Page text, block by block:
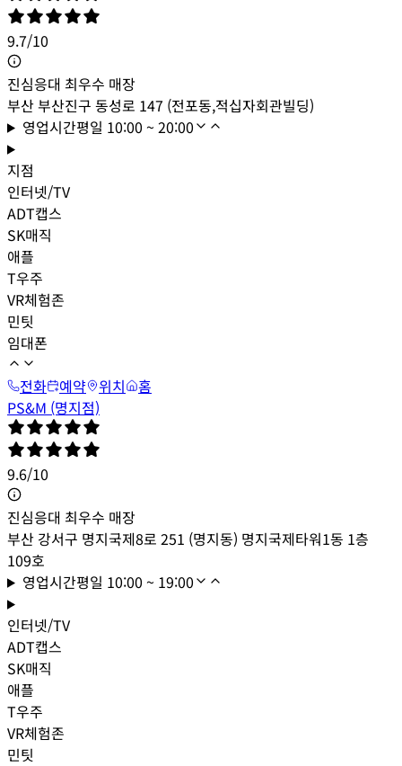
9.7/10
진심응대 최우수 매장
부산 부산진구 동성로 147 (전포동,적십자회관빌딩)
영업시간평일 10:00 ~ 20:00
지점
인터넷/TV
ADT캡스
SK매직
애플
T우주
VR체험존
민팃
임대폰
전화
예약 위치
홈
PS&M (명지점)
9.6/10
진심응대 최우수 매장
부산 강서구 명지국제8로 251 (명지동) 명지국제타워1동 1층
109호
영업시간평일 10:00 ~ 19:00
인터넷/TV
ADT캡스
SK매직
애플
T우주
VR체험존
민팃